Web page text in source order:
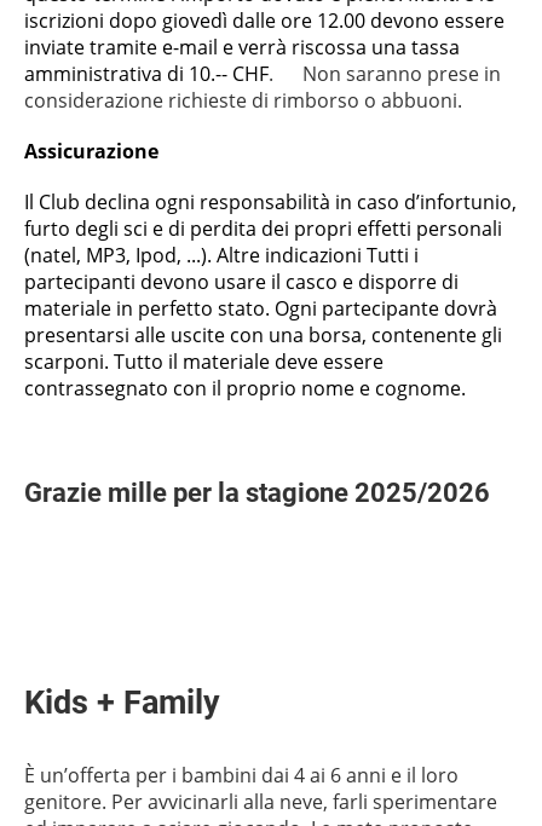
iscrizioni dopo giovedì dalle ore 12.00 devono essere
inviate tramite e-mail e verrà riscossa una tassa
amministrativa di 10.-- CHF. Non saranno prese in
considerazione richieste di rimborso o abbuoni.
Assicurazione
Il Club declina ogni responsabilità in caso d’infortunio,
furto degli sci e di perdita dei propri effetti personali
(natel, MP3, Ipod, ...). Altre indicazioni Tutti i
partecipanti devono usare il casco e disporre di
materiale in perfetto stato. Ogni partecipante dovrà
presentarsi alle uscite con una borsa, contenente gli
scarponi. Tutto il materiale deve essere
contrassegnato con il proprio nome e cognome.
Grazie mille per la stagione 2025/2026
Kids + Family
È un’offerta per i bambini dai 4 ai 6 anni e il loro
genitore. Per avvicinarli alla neve, farli sperimentare